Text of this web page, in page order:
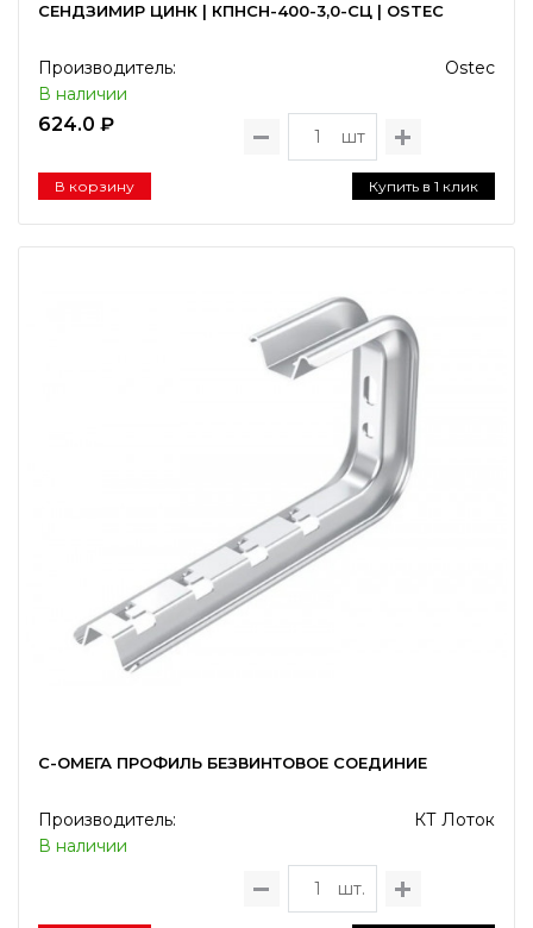
СЕНДЗИМИР ЦИНК | КПНСН-400-3,0-СЦ | OSTEC
Производитель:
Ostec
В наличии
624.0 ₽
шт
В корзину Купить в 1 клик
C-ОМЕГА ПРОФИЛЬ БЕЗВИНТОВОЕ СОЕДИНИЕ
Производитель:
КТ Лоток
В наличии
шт.